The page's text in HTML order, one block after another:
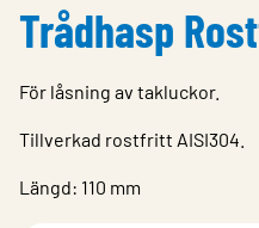
Hållbarhet
Trådhasp
För låsning av takluckor.
Tillverkad rostfritt AISI304.
Längd: 110 mm